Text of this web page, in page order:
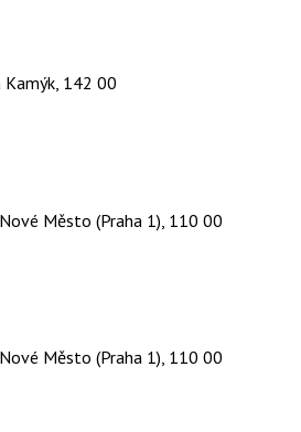
Kamýk, 142 00
Město (Praha 1), 110 00
Město (Praha 1), 110 00